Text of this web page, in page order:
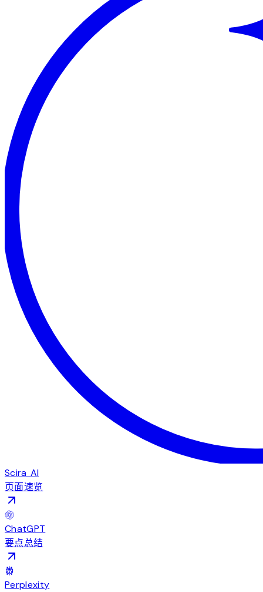
Scira AI
页面速览
ChatGPT
要点总结
Perplexity